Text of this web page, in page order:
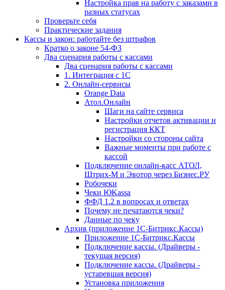
Настройка прав на работу с заказами в
разных статусах
Проверьте себя
Практические задания
Кассы и закон: работайте без штрафов
Кратко о законе 54-ФЗ
Два сценария работы с кассами
Два сценария работы с кассами
1. Интеграция с 1С
2. Онлайн-сервисы
Orange Data
Атол.Онлайн
Шаги на сайте сервиса
Настройки отчетов активации и
регистрация ККТ
Настройки со стороны сайта
Важные моменты при работе с
кассой
Подключение онлайн-касс АТОЛ,
Штрих-М и Эвотор через Бизнес.РУ
Робочеки
Чеки ЮKassa
ФФД 1.2 в вопросах и ответах
Почему не печатаются чеки?
Данные по чеку
Архив (приложение 1С-Битрикс.Кассы)
Приложение 1С-Битрикс.Кассы
Подключение кассы. (Драйверы -
текущая версия)
Подключение кассы. (Драйверы -
устаревшая версия)
Установка приложения